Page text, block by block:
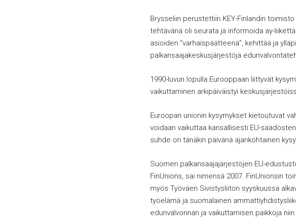
Brysseliin perustettiin KEY-Finlandin
tehtävänä oli seurata ja informoida ay-
asioiden ”varhaispäätteenä”, kehittää ja
palkansaajakeskusjärjestöjä
1990-luvun lopulla Eurooppaan liittyvät
vaikuttaminen arkipäiväistyi
Euroopan unionin kysymykset kietoutuvat
voidaan vaikuttaa kansallisesti EU-
suhde on tänäkin päivänä ajankohtainen
Suomen palkansaajajärjestöjen EU-
FinUnions, sai nimensä 2007. FinUnionsin
myös Työväen Sivistysliiton syyskuussa
työelämä ja suomalainen
edunvalvonnan ja vaikuttamisen paikkoja